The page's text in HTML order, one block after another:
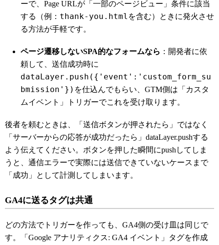
ーで、Page URLが「一部のページビュー」条件に該当
する（例： thank-you.html を含む）ときに発火させ
る方法が手軽です。
ページ遷移しないSPA的なフォームなら ：開発者に依
頼して、送信成功時に
dataLayer.push({'event':'custom_form_su
bmission'}) を仕込んでもらい、GTM側は「カスタ
ムイベント」トリガーでこれを受け取ります。
後者を頼むときは、「送信ボタンが押されたら」ではなく
「サーバーからの応答が成功だったら」dataLayer.pushする
よう伝えてください。ボタンを押した瞬間にpushしてしま
うと、通信エラーで実際には送信できていないケースまで
「成功」として計測してしまいます。
GA4に送るタグは共通
どの方法でトリガーを作っても、GA4側の受け皿は同じで
す。「Google アナリティクス: GA4 イベント」タグを作成